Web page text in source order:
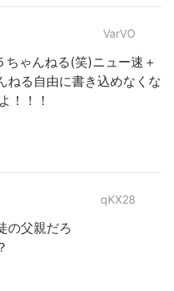
VarVO
ちゃんねる(笑)ニュー速＋
ねる自由に書き込めなくな
！！！
qKX28
の父親だろ